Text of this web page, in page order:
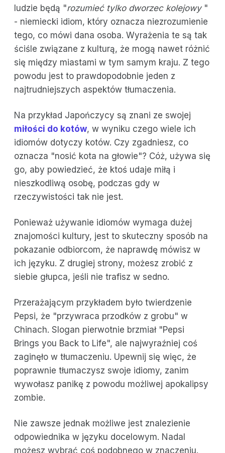
ludzie będą "rozumieć tylko dworzec kolejowy "
- niemiecki idiom, który oznacza niezrozumienie
tego, co mówi dana osoba. Wyrażenia te są tak
ściśle związane z kulturą, że mogą nawet różnić
się między miastami w tym samym kraju. Z tego
powodu jest to prawdopodobnie jeden z
najtrudniejszych aspektów tłumaczenia.
Na przykład Japończycy są znani ze swojej
miłości do kotów, w wyniku czego wiele ich
idiomów dotyczy kotów. Czy zgadniesz, co
oznacza "nosić kota na głowie"? Cóż, używa się
go, aby powiedzieć, że ktoś udaje miłą i
nieszkodliwą osobę, podczas gdy w
rzeczywistości tak nie jest.
Ponieważ używanie idiomów wymaga dużej
znajomości kultury, jest to skuteczny sposób na
pokazanie odbiorcom, że naprawdę mówisz w
ich języku. Z drugiej strony, możesz zrobić z
siebie głupca, jeśli nie trafisz w sedno.
Przerażającym przykładem było twierdzenie
Pepsi, że "przywraca przodków z grobu" w
Chinach. Slogan pierwotnie brzmiał "Pepsi
Brings you Back to Life", ale najwyraźniej coś
zaginęło w tłumaczeniu. Upewnij się więc, że
poprawnie tłumaczysz swoje idiomy, zanim
wywołasz panikę z powodu możliwej apokalipsy
zombie.
Nie zawsze jednak możliwe jest znalezienie
odpowiednika w języku docelowym. Nadal
możesz wybrać coś podobnego w znaczeniu.